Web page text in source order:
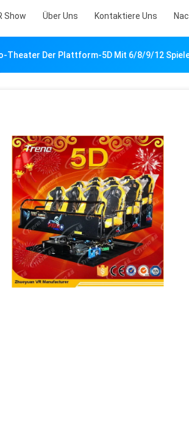
Show Über Uns Kontaktiere Uns
Theater Der Plattform-5D Mit 6/8/9/12